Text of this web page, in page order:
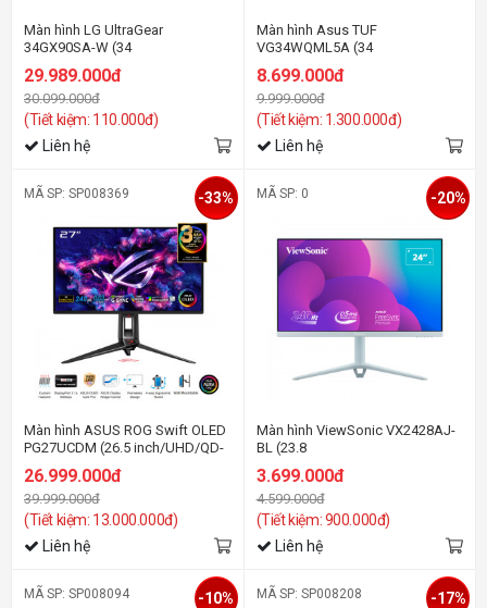
Màn hình LG UltraGear
34GX90SA-W (34
inch/WQHD/OLED/240Hz/0.03ms/webOS/cong)
29.989.000đ
30.099.000đ
(Tiết kiệm: 110.000đ)
Liên hệ
Màn hình Asus TUF
VG34WQML5A (34
inch/WQHD/VA/250Hz/1ms/loa)
8.699.000đ
9.999.000đ
(Tiết kiệm: 1.300.000đ)
Liên hệ
MÃ SP: SP008369
Màn hình ASUS ROG Swift OLED
PG27UCDM (26.5 inch/UHD/QD-
26.999.000đ
39.999.000đ
(Tiết kiệm: 13.000.000đ)
-33%
Liên hệ
MÃ SP: 0
Màn hình ViewSonic VX2428AJ-
BL (23.8
3.699.000đ
4.599.000đ
(Tiết kiệm: 900.000đ)
-20%
Liên hệ
MÃ SP: SP008094 -10% MÃ SP: SP008208 -17%